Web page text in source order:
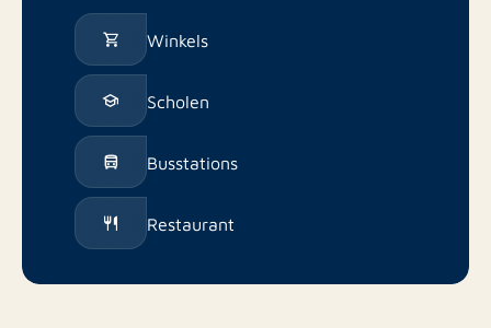
Winkels
Scholen
Busstations
Restaurant